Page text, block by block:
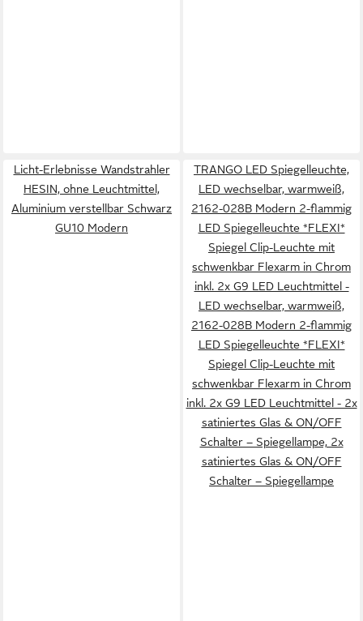
Licht-Erlebnisse Wandstrahler
HESIN, ohne Leuchtmittel,
Aluminium verstellbar Schwarz
GU10 Modern
TRANGO LED Spiegelleuchte,
LED wechselbar, warmweiß,
2162-028B Modern 2-flammig
LED Spiegelleuchte *FLEXI*
Spiegel Clip-Leuchte mit
schwenkbar Flexarm in Chrom
inkl. 2x G9 LED Leuchtmittel -
LED wechselbar, warmweiß,
2162-028B Modern 2-flammig
LED Spiegelleuchte *FLEXI*
Spiegel Clip-Leuchte mit
schwenkbar Flexarm in Chrom
inkl. 2x G9 LED Leuchtmittel - 2x
satiniertes Glas & ON/OFF
Schalter – Spiegellampe, 2x
satiniertes Glas & ON/OFF
Schalter – Spiegellampe